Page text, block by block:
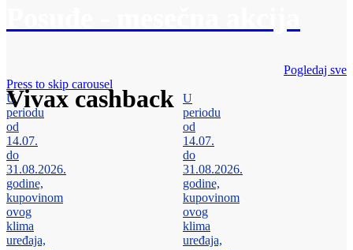
Vivax cashback
Pogledaj sve
Press to skip carousel
U
periodu
od
14.07.
do
31.08.2026.
godine,
kupovinom
ovog
klima
uređaja,
U
periodu
od
14.07.
do
31.08.2026.
godine,
kupovinom
ovog
klima
uređaja,